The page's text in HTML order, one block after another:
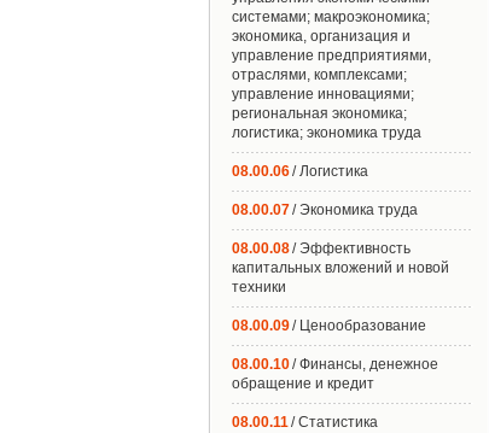
системами; макроэкономика;
экономика, организация и
управление предприятиями,
отраслями, комплексами;
управление инновациями;
региональная экономика;
логистика; экономика труда
08.00.06/ Логистика
08.00.07/ Экономика труда
08.00.08/ Эффективность
капитальных вложений и новой
техники
08.00.09/ Ценообразование
08.00.10/ Финансы, денежное
обращение и кредит
08.00.11/ Статистика